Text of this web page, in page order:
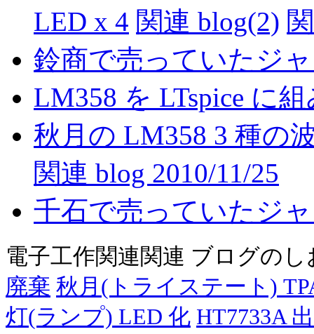
LED x 4 関連 blog(2)
鈴商で売っていたジ
LM358 を LTspice に
秋月の LM358 3 種の
関連 blog 2010/11/25
千石で売っていたジ
電子工作関連関連 ブログの
廃棄 秋月(トライステート)
灯(ランプ) LED 化 HT7733A